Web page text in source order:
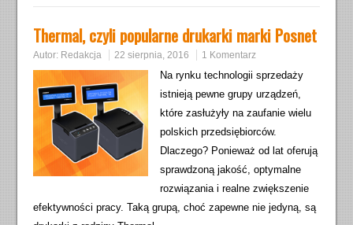
Thermal, czyli popularne drukarki marki Posnet
Autor: Redakcja 22 sierpnia, 2016 1 Komentarz
Na rynku technologii sprzedaży
istnieją pewne grupy urządzeń,
które zasłużyły na zaufanie wielu
polskich przedsiębiorców.
Dlaczego? Ponieważ od lat oferują
sprawdzoną jakość, optymalne
rozwiązania i realne zwiększenie
efektywności pracy. Taką grupą, choć zapewne nie jedyną, są